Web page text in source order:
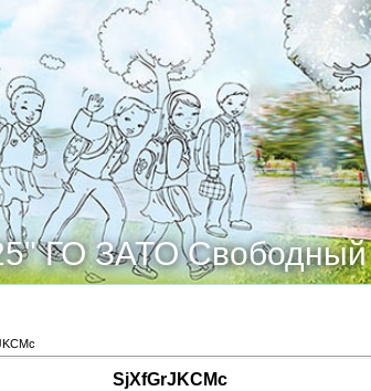
ГО ЗАТО Свободный
SjXfGrJKCMc